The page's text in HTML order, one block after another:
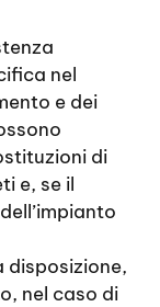
nel
e dei
di
e, se il
disposizione,
nel caso di